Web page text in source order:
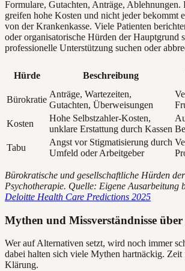
Formulare, Gutachten, Anträge, Ablehnungen.
greifen hohe Kosten und nicht jeder bekommt
von der Krankenkasse. Viele Patienten
oder organisatorische Hürden der Hauptgrund
professionelle Unterstützung suchen oder
Hürde Beschreibung
Bürokratie
Anträge, Wartezeiten,
Gutachten, Überweisungen
Kosten
Hohe Selbstzahler-Kosten,
unklare Erstattung durch Kassen
Tabu
Angst vor Stigmatisierung durch
Umfeld oder Arbeitgeber
Bürokratische und gesellschaftliche Hürden
Psychotherapie. Quelle: Eigene Ausarbeitung
Deloitte Health Care Predictions 2025
Mythen und Missverständnisse
Wer auf Alternativen setzt, wird noch immer
dabei halten sich viele Mythen hartnäckig. Zeit
Klärung.